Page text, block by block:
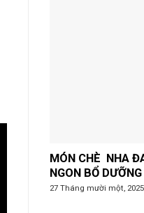
MÓN CHÈ NHA
NGON BỔ DƯỠNG
27 Tháng mười một, 2025